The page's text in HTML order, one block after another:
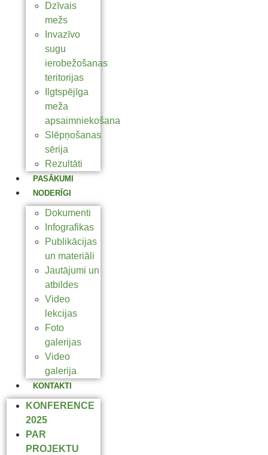
Dzīvais
mežs
Invazīvo
sugu
ierobežošanas
teritorijas
Ilgtspējīga
meža
apsaimniekošana
Slēpņošanas
sērija
Rezultāti
PASĀKUMI
NODERĪGI
Dokumenti
Infografikas
Publikācijas
un materiāli
Jautājumi un
atbildes
Video
lekcijas
Foto
galerijas
Video
galerija
KONTAKTI
KONFERENCE
2025
PAR
PROJEKTU